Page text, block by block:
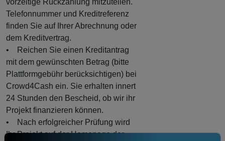
vorzeitige Rückzahlung mitzuteilen.
Telefonnummer und Kreditreferenz
finden Sie auf Ihrer Abrechnung oder
dem Kreditvertrag.
• Reichen Sie einen Kreditantrag
mit dem gewünschten Betrag (bitte
Plattformgebühr berücksichtigen) bei
Crowd4Cash ein. Sie erhalten innert
24 Stunden den Bescheid, ob wir ihr
Projekt finanzieren können.
• Nach erfolgreicher Prüfung wird
Ihr Projekt auf der Homepage der